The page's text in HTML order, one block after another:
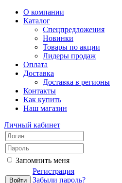
О компании
Каталог
Спецпредложения
Новинки
Товары по акции
Лидеры продаж
Оплата
Доставка
Доставка в регионы
Контакты
Как купить
Наш магазин
Личный кабинет
Запомнить меня
Регистрация
Забыли пароль?